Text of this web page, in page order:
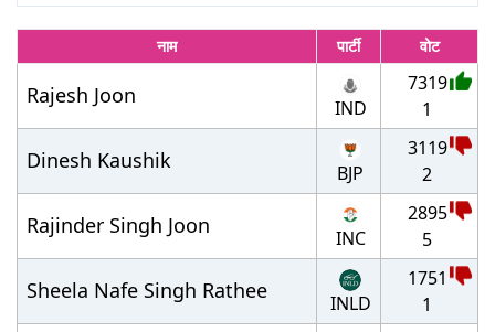
नाम पार्टी वोट
Rajesh Joon IND
7319
1
Dinesh Kaushik BJP
3119
2
Rajinder Singh Joon INC
2895
5
Sheela Nafe Singh Rathee INLD
1751
1